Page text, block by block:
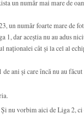
un număr mai mare de
un număr foarte mare de
1, dar aceștia nu au adus
cât și la cel al
ani și care încă nu au
nu vorbim aici de Liga 2, ci